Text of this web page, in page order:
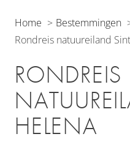
Home Bestemmingen
Rondreis natuureiland
RONDREIS
HELENA